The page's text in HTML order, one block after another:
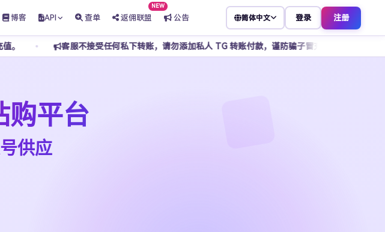
博客 API 查单 返佣联盟
NEW
公告 简体中文 登录 注册
接受任何私下转账，请勿添加私人 TG 转账付款，谨防骗子冒充客服，所有操作请通过官方平台完成
平台
供应